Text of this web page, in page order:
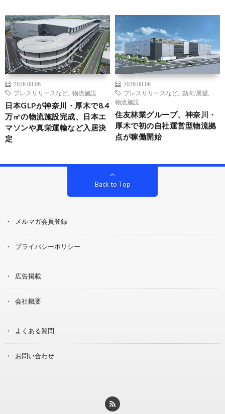
2026.08.06
プレスリリースなど
物流施設
日本GLPが神奈川・厚木で8.4
万㎡の物流施設完成、日本エ
マソンや真栄運輸など入居決
定
2026.08.06
プレスリリースなど
動向/展望
物流施設
住友林業グループ、神奈川・
厚木で初の自社運営型物流拠
点が稼働開始
Back to Top
メルマガ会員登録
プライバシーポリシー
広告掲載
会社概要
よくある質問
お問い合わせ